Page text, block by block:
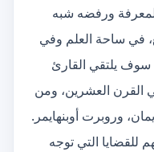
ورفضه شبه
في ساحة العلم وفي
سوف يلتقي القارئ
العشرين، ومن
وروبرت أوبنهايمر.
للقضايا التي توجه